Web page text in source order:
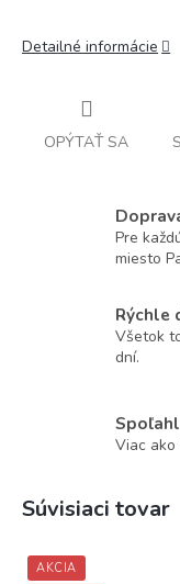
Detailné informácie
OPÝTAŤ SA
Pre
miesto
Rýchle
Všetok
dní.
Viac ako
Súvisiaci tovar
AKCIA